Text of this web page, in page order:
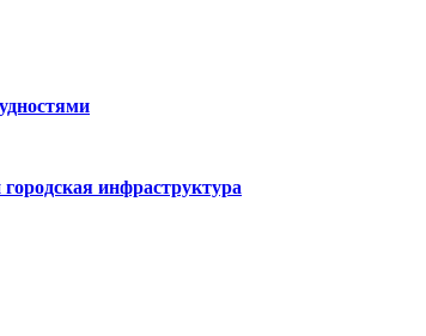
инфраструктура